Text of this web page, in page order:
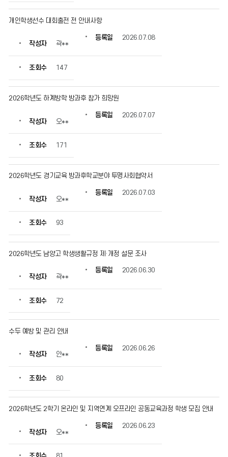
보
할
습
니
개인학생선수 대회출전 전 안내사항
작성자 곽**
등록일 2026.07.08
조회수 147
2026학년도 하계방학 방과후 참가 희망원
작성자 오**
등록일 2026.07.07
조회수 171
2026학년도 경기교육 방과후학교분야 투명사회협약서
작성자 오**
등록일 2026.07.03
조회수 93
2026학년도 남양고 학생생활규정 제·개정 설문 조사
작성자 곽**
등록일 2026.06.30
조회수 72
수두 예방 및 관리 안내
작성자 안**
등록일 2026.06.26
조회수 80
2026학년도 2학기 온라인 및 지역연계 오프라인 공동교육과정 학생 모집 안내
작성자 오**
등록일 2026.06.23